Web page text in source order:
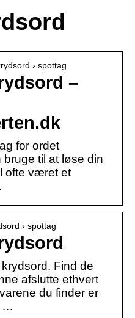
› spottag
–
for ordet
til at løse din
ofte været et
› spottag
Find de
afslutte ethvert
du finder er
…